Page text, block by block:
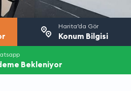
Harita’da Gör
Konum Bilgisi
Bekleniyor